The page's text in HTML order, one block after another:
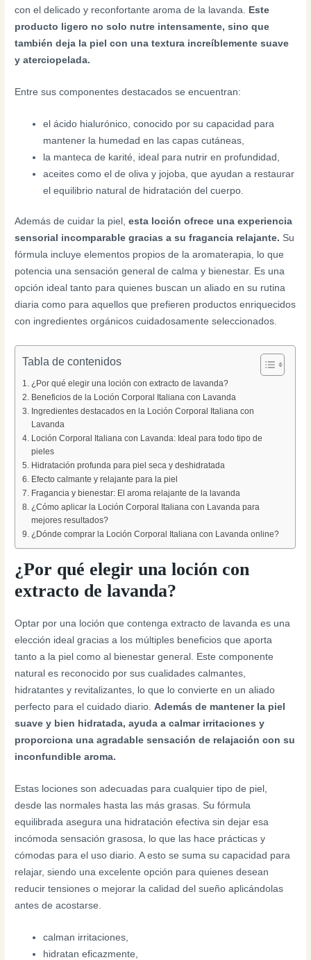
con el delicado y reconfortante aroma de la lavanda. Este
producto ligero no solo nutre intensamente, sino que
también deja la piel con una textura increíblemente suave
y aterciopelada.
Entre sus componentes destacados se encuentran:
el ácido hialurónico, conocido por su capacidad para
mantener la humedad en las capas cutáneas,
la manteca de karité, ideal para nutrir en profundidad,
aceites como el de oliva y jojoba, que ayudan a restaurar
el equilibrio natural de hidratación del cuerpo.
Además de cuidar la piel,esta loción ofrece una experiencia
sensorial incomparable gracias a su fragancia relajante. Su
fórmula incluye elementos propios de la aromaterapia, lo que
potencia una sensación general de calma y bienestar. Es una
opción ideal tanto para quienes buscan un aliado en su rutina
diaria como para aquellos que prefieren productos enriquecidos
con ingredientes orgánicos cuidadosamente seleccionados.
Tabla de contenidos
¿Por qué elegir una loción con extracto de lavanda?
Beneficios de la Loción Corporal Italiana con Lavanda
Ingredientes destacados en la Loción Corporal Italiana con
Lavanda
Loción Corporal Italiana con Lavanda: Ideal para todo tipo de
pieles
Hidratación profunda para piel seca y deshidratada
Efecto calmante y relajante para la piel
Fragancia y bienestar: El aroma relajante de la lavanda
¿Cómo aplicar la Loción Corporal Italiana con Lavanda para
mejores resultados?
¿Dónde comprar la Loción Corporal Italiana con Lavanda online?
¿Por qué elegir una loción con
extracto de lavanda?
Optar por una loción que contenga extracto de lavanda es una
elección ideal gracias a los múltiples beneficios que aporta
tanto a la piel como al bienestar general. Este componente
natural es reconocido por sus cualidades calmantes,
hidratantes y revitalizantes, lo que lo convierte en un aliado
perfecto para el cuidado diario.Además de mantener la piel
suave y bien hidratada, ayuda a calmar irritaciones y
proporciona una agradable sensación de relajación con su
inconfundible aroma.
Estas lociones son adecuadas para cualquier tipo de piel,
desde las normales hasta las más grasas. Su fórmula
equilibrada asegura una hidratación efectiva sin dejar esa
incómoda sensación grasosa, lo que las hace prácticas y
cómodas para el uso diario. A esto se suma su capacidad para
relajar, siendo una excelente opción para quienes desean
reducir tensiones o mejorar la calidad del sueño aplicándolas
antes de acostarse.
calman irritaciones,
hidratan eficazmente,